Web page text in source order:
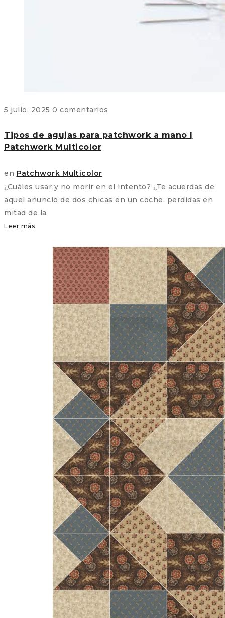
5 julio, 2025 0 comentarios
Tipos de agujas para patchwork a mano |
Patchwork Multicolor
en Patchwork Multicolor
¿Cuáles usar y no morir en el intento? ¿Te acuerdas de
aquel anuncio de dos chicas en un coche, perdidas en
mitad de la
Leer más